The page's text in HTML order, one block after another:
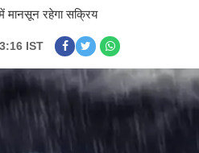
रहेगा सक्रिय
IST